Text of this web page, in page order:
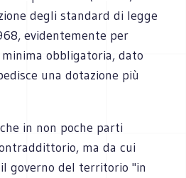
degli standard di legge
evidentemente per
obbligatoria, dato
una dotazione più
in non poche parti
ma da cui
governo del territorio "in